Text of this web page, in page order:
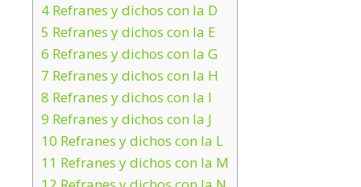
4 Refranes y dichos con la D
5 Refranes y dichos con la E
6 Refranes y dichos con la G
7 Refranes y dichos con la H
8 Refranes y dichos con la I
9 Refranes y dichos con la J
10 Refranes y dichos con la L
11 Refranes y dichos con la M